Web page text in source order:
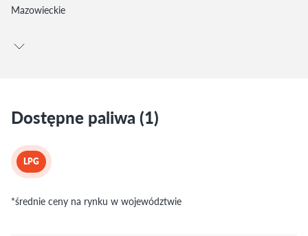
Mazowieckie
Dostępne paliwa (1)
LPG
*średnie ceny na rynku w województwie